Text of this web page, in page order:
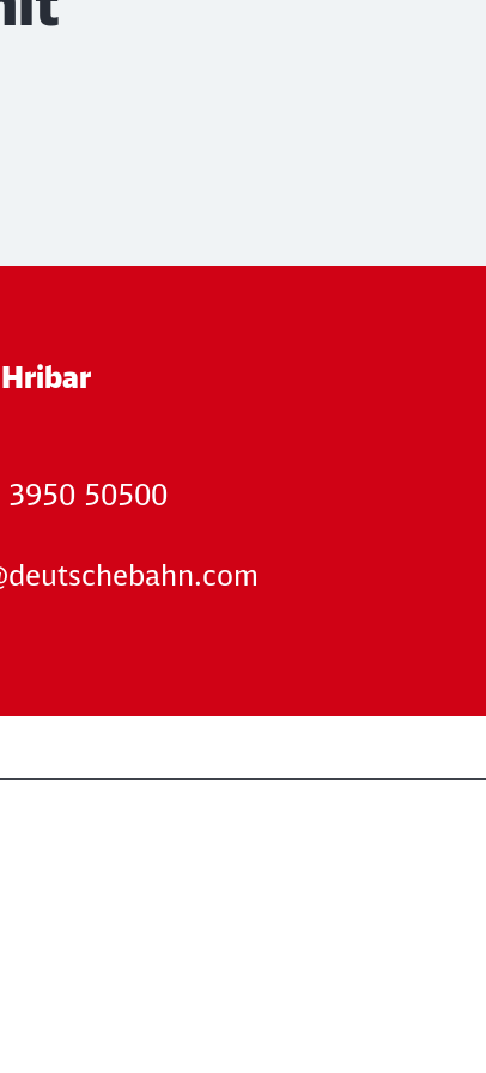
3950 50500